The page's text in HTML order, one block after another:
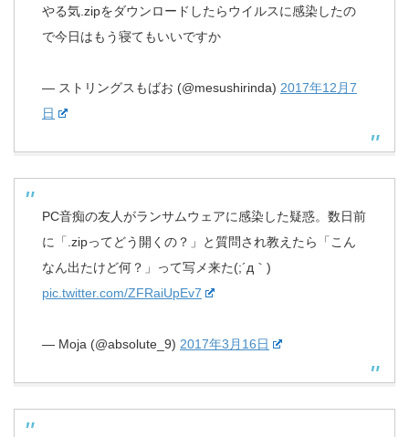
やる気.zipをダウンロードしたらウイルスに感染したの
で今日はもう寝てもいいですか
— ストリングスもばお (@mesushirinda) 2017年12月7
日
PC音痴の友人がランサムウェアに感染した疑惑。数日前
に「.zipってどう開くの？」と質問され教えたら「こん
なん出たけど何？」って写メ来た(;´д｀)
pic.twitter.com/ZFRaiUpEv7
— Moja (@absolute_9) 2017年3月16日